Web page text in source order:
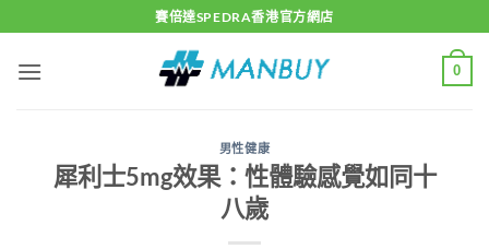
to
content
賽倍達SPEDRA香港官方網店
0
男性健康
犀利士5mg效果：性體驗感覺如同十
八歲